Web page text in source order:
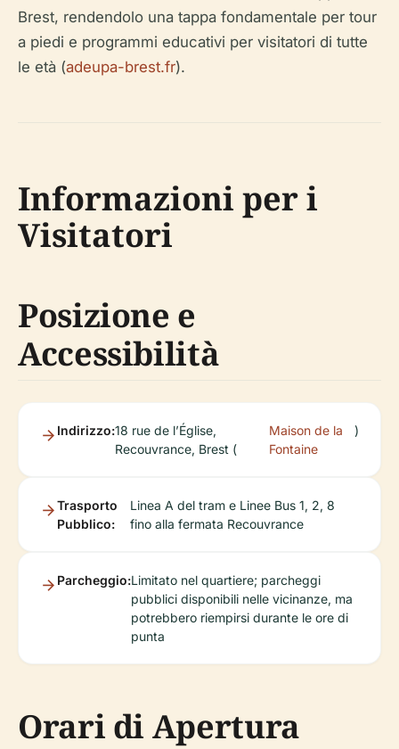
Brest, rendendolo una tappa fondamentale per tour
a piedi e programmi educativi per visitatori di tutte
le età (adeupa-brest.fr).
Informazioni per i
Visitatori
Posizione e
Accessibilità
Indirizzo:18 rue de l’Église,
Recouvrance, Brest (
Maison de la
Fontaine
)
Trasporto
Pubblico:
Linea A del tram e Linee Bus 1, 2, 8
fino alla fermata Recouvrance
Parcheggio:Limitato nel quartiere; parcheggi
pubblici disponibili nelle vicinanze, ma
potrebbero riempirsi durante le ore di
punta
Orari di Apertura